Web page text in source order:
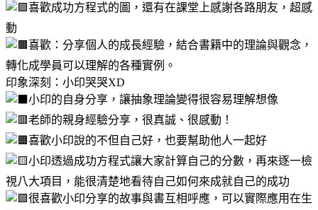
喜歡成功方程式的圖，還有在課堂上感謝各路朋友，超感
動
喜歡：分享個人的成長經驗，結合書籍中的理論與觀念，
轉化成學員可以理解的各種實例。
印象深刻：小印哭哭XD
小印的自身分享，讓抽象理論變得很容易理解想像
老師的親身經驗分享，很真誠、很感動！
喜歡小印說的不但自己好，也要幫助他人一起好
小印透過成功方程式讓大家計算自己的分數，再來逐一檢
視八大項目，能很清楚地看待自己如何來成就自己的成功
很喜歡小印分享的故事與書互相呼應，可以實際應用在生